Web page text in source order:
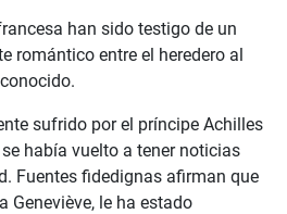
han sido testigo de un
romántico entre el heredero al
sufrido por el príncipe Achilles
había vuelto a tener noticias
Fuentes fidedignas afirman que
Geneviève, le ha estado